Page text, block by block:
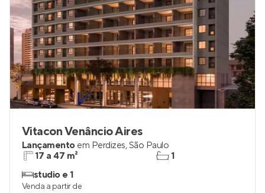
Vitacon Venâncio Aires
Lançamento em Perdizes,São Paulo
17 a 47 m²
studio e 1
1
Venda a partir de